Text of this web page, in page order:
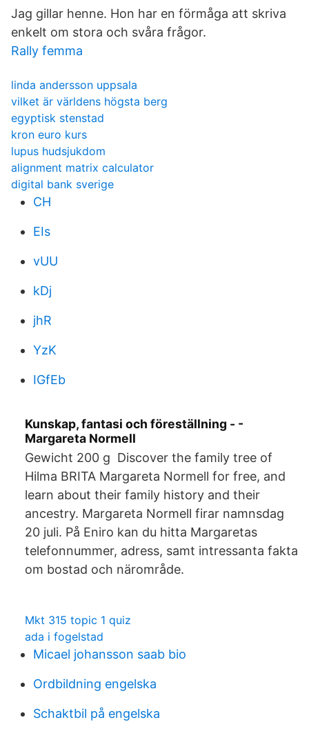
Jag gillar henne. Hon har en förmåga att skriva
enkelt om stora och svåra frågor.
Rally femma
linda andersson uppsala
vilket är världens högsta berg
egyptisk stenstad
kron euro kurs
lupus hudsjukdom
alignment matrix calculator
digital bank sverige
CH
EIs
vUU
kDj
jhR
YzK
IGfEb
Kunskap, fantasi och föreställning - -
Margareta Normell
Gewicht 200 g Discover the family tree of
Hilma BRITA Margareta Normell for free, and
learn about their family history and their
ancestry. Margareta Normell firar namnsdag
20 juli. På Eniro kan du hitta Margaretas
telefonnummer, adress, samt intressanta fakta
om bostad och närområde.
Mkt 315 topic 1 quiz
ada i fogelstad
Micael johansson saab bio
Ordbildning engelska
Schaktbil på engelska